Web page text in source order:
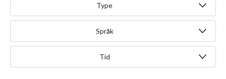
Type
Språk
Tid